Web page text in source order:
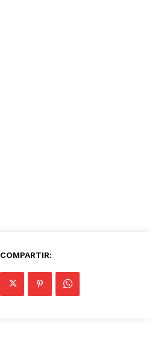
COMPARTIR: